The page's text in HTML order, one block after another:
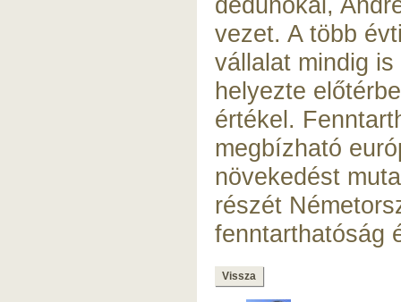
dédunokái,
vezet. A több
vállalat mindig
helyezte
értékel.
megbízható
növekedést
részét
fenntarthatóság
Vissza